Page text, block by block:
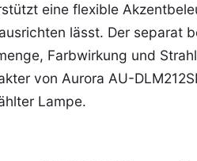
eine flexible
lässt. Der separat
Farbwirkung und
von Aurora AU-
Lampe.